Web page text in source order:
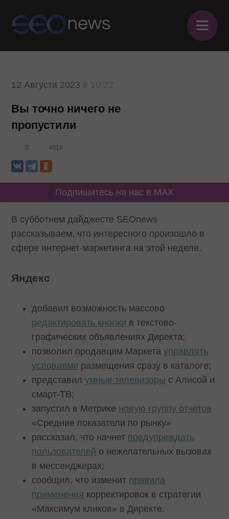
≡
12 Августа 2023
Вы точно ничего не
пропустили
0 4018
Подпишитесь на нас в MAX
В субботнем дайджесте SEOnews
рассказываем, что интересного произошло в
сфере интернет-маркетинга на этой неделе.
Яндекс
добавил возможность массово
редактировать кнопки в текстово-
графических объявлениях Директа;
позволил продавцам Маркетауправлять
условиями размещения сразу в каталоге;
представилумные телевизоры с Алисой и
смарт-ТВ;
запустил в Метрике новую группу отчетов
«Средние показатели по рынку»
рассказал, что начнет предупреждать
пользователей о нежелательных вызовах
в мессенджерах;
сообщил, что изменит правила
применения корректировок в стратегии
«Максимум кликов» в Директе.